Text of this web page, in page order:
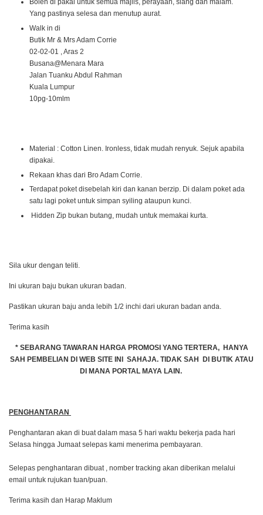
Boleh di pakai untuk semua majlis, perayaan, siang dan malam.
Yang pastinya selesa dan menutup aurat.
Walk in di
Butik Mr & Mrs Adam Corrie
02-02-01 , Aras 2
Busana@Menara Mara
Jalan Tuanku Abdul Rahman
Kuala Lumpur
10pg-10mlm
Material : Cotton Linen. Ironless, tidak mudah renyuk. Sejuk apabila
dipakai.
Rekaan khas dari Bro Adam Corrie.
Terdapat poket disebelah kiri dan kanan berzip. Di dalam poket ada
satu lagi poket untuk simpan syiling ataupun kunci.
Hidden Zip bukan butang, mudah untuk memakai kurta.
Sila ukur dengan teliti.
Ini ukuran baju bukan ukuran badan.
Pastikan ukuran baju anda lebih 1/2 inchi dari ukuran badan anda.
Terima kasih
* SEBARANG TAWARAN HARGA PROMOSI YANG TERTERA, HANYA
SAH PEMBELIAN DI WEB SITE INI SAHAJA. TIDAK SAH DI BUTIK ATAU
DI MANA PORTAL MAYA LAIN.
PENGHANTARAN
Penghantaran akan di buat dalam masa 5 hari waktu bekerja pada hari
Selasa hingga Jumaat selepas kami menerima pembayaran.
Selepas penghantaran dibuat , nomber tracking akan diberikan melalui
email untuk rujukan tuan/puan.
Terima kasih dan Harap Maklum